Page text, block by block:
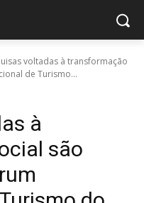
voltadas à transformação
de Turismo...
à
são